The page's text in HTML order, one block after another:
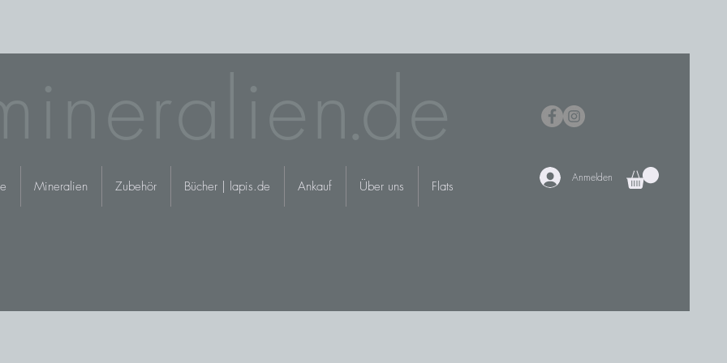
Mineralien Zubehör Bücher | lapis.de Ankauf Über uns Flats
Anmelden